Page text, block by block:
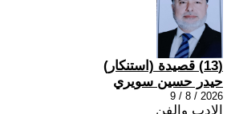
(13) قصيدة (استنكار)
حيدر حسين سويري
2026 / 8 / 9
الادب والفن